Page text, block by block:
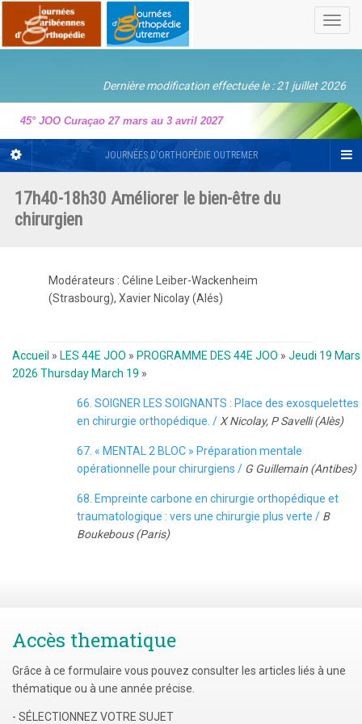
Dernière modification effectuée le : 21 juillet 2026
45° JOO Curaçao 27 mars au 3 avril 2027
JOURNÉES D'ORTHOPÉDIE OUTREMER
17h40-18h30 Améliorer le bien-être du
chirurgien
Modérateurs : Céline Leiber-Wackenheim
(Strasbourg), Xavier Nicolay (Alés)
Accueil » LES 44E JOO » PROGRAMME DES 44E JOO » Jeudi 19 Mars
2026 Thursday March 19 »
66. SOIGNER LES SOIGNANTS : Place des exosquelettes
en chirurgie orthopédique. / X Nicolay, P Savelli (Alès)
67. « MENTAL 2 BLOC » Préparation mentale
opérationnelle pour chirurgiens / G Guillemain (Antibes)
68. Empreinte carbone en chirurgie orthopédique et
traumatologique : vers une chirurgie plus verte / B
Boukebous (Paris)
Accès thematique
Grâce à ce formulaire vous pouvez consulter les articles liés à une
thématique ou à une année précise.
- SÉLECTIONNEZ VOTRE SUJET